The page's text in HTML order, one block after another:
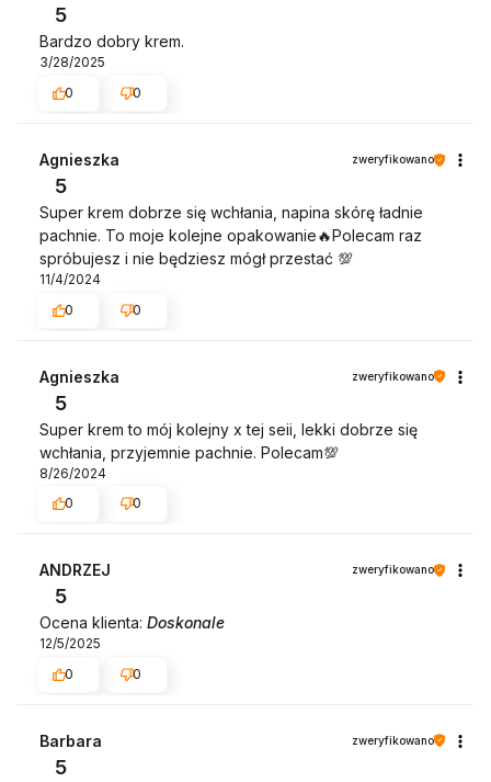
5
Bardzo dobry krem.
3/28/2025
0
0
Agnieszka zweryfikowano
5
Super krem dobrze się wchłania, napina skórę ładnie
pachnie. To moje kolejne opakowanie🔥Polecam raz
spróbujesz i nie będziesz mógł przestać 💯
11/4/2024
0
0
Agnieszka zweryfikowano
5
Super krem to mój kolejny x tej seii, lekki dobrze się
wchłania, przyjemnie pachnie. Polecam💯
8/26/2024
0
0
ANDRZEJ zweryfikowano
5
Ocena klienta: Doskonale
12/5/2025
0
0
Barbara zweryfikowano
5